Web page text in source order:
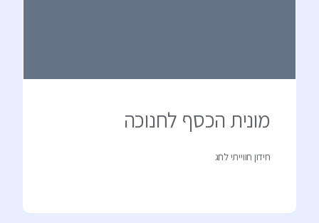
מונית הכסף לחנוכה
חידון חווייתי לחג